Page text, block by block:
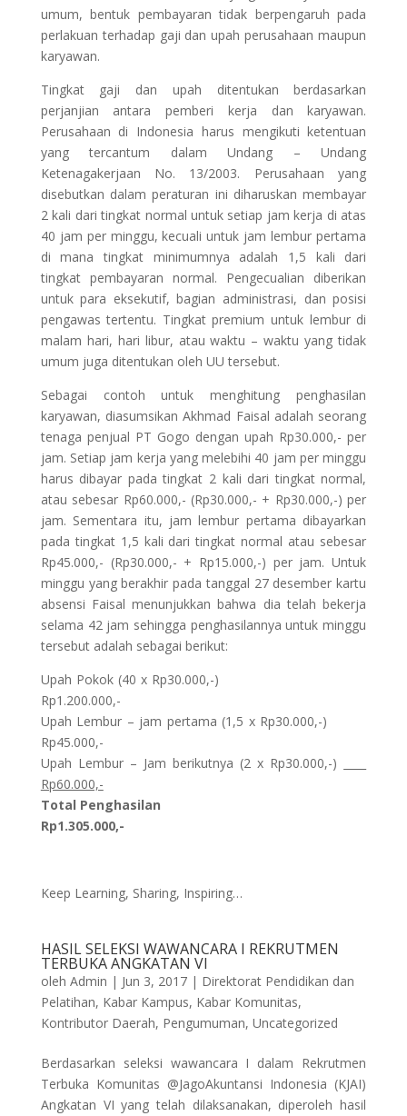
umum, bentuk pembayaran tidak berpengaruh pada
perlakuan terhadap gaji dan upah perusahaan maupun
karyawan.
Tingkat gaji dan upah ditentukan berdasarkan
perjanjian antara pemberi kerja dan karyawan.
Perusahaan di Indonesia harus mengikuti ketentuan
yang tercantum dalam Undang – Undang
Ketenagakerjaan No. 13/2003. Perusahaan yang
disebutkan dalam peraturan ini diharuskan membayar
2 kali dari tingkat normal untuk setiap jam kerja di atas
40 jam per minggu, kecuali untuk jam lembur pertama
di mana tingkat minimumnya adalah 1,5 kali dari
tingkat pembayaran normal. Pengecualian diberikan
untuk para eksekutif, bagian administrasi, dan posisi
pengawas tertentu. Tingkat premium untuk lembur di
malam hari, hari libur, atau waktu – waktu yang tidak
umum juga ditentukan oleh UU tersebut.
Sebagai contoh untuk menghitung penghasilan
karyawan, diasumsikan Akhmad Faisal adalah seorang
tenaga penjual PT Gogo dengan upah Rp30.000,- per
jam. Setiap jam kerja yang melebihi 40 jam per minggu
harus dibayar pada tingkat 2 kali dari tingkat normal,
atau sebesar Rp60.000,- (Rp30.000,- + Rp30.000,-) per
jam. Sementara itu, jam lembur pertama dibayarkan
pada tingkat 1,5 kali dari tingkat normal atau sebesar
Rp45.000,- (Rp30.000,- + Rp15.000,-) per jam. Untuk
minggu yang berakhir pada tanggal 27 desember kartu
absensi Faisal menunjukkan bahwa dia telah bekerja
selama 42 jam sehingga penghasilannya untuk minggu
tersebut adalah sebagai berikut:
Upah Pokok (40 x Rp30.000,-)
Rp1.200.000,-
Upah Lembur – jam pertama (1,5 x Rp30.000,-)
Rp45.000,-
Upah Lembur – Jam berikutnya (2 x Rp30.000,-)
Rp60.000,-
Total Penghasilan
Rp1.305.000,-
Keep Learning, Sharing, Inspiring…
HASIL SELEKSI WAWANCARA I REKRUTMEN
TERBUKA ANGKATAN VI
oleh Admin | Jun 3, 2017| Direktorat Pendidikan dan
Pelatihan, Kabar Kampus, Kabar Komunitas,
Kontributor Daerah, Pengumuman, Uncategorized
Berdasarkan seleksi wawancara I dalam Rekrutmen
Terbuka Komunitas @JagoAkuntansi Indonesia (KJAI)
Angkatan VI yang telah dilaksanakan, diperoleh hasil